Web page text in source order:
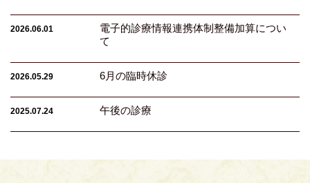
2026.06.01
電子的診療情報連携体制整備加算につい
て
2026.05.29 6月の臨時休診
2025.07.24 午後の診療